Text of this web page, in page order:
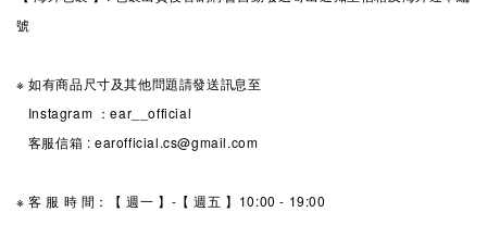
號
※ 如有商品尺寸及其他問題請發送訊息至
Instagram ：ear__official
客服信箱 : earofficial.cs@gmail.com
※ 客 服 時 間：【 週一 】-【 週五 】10:00 - 19:00